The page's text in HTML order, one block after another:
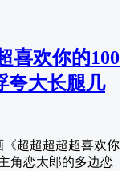
喜欢你的100
夸大长腿几
超超超超超喜欢你
角恋太郎的多边恋